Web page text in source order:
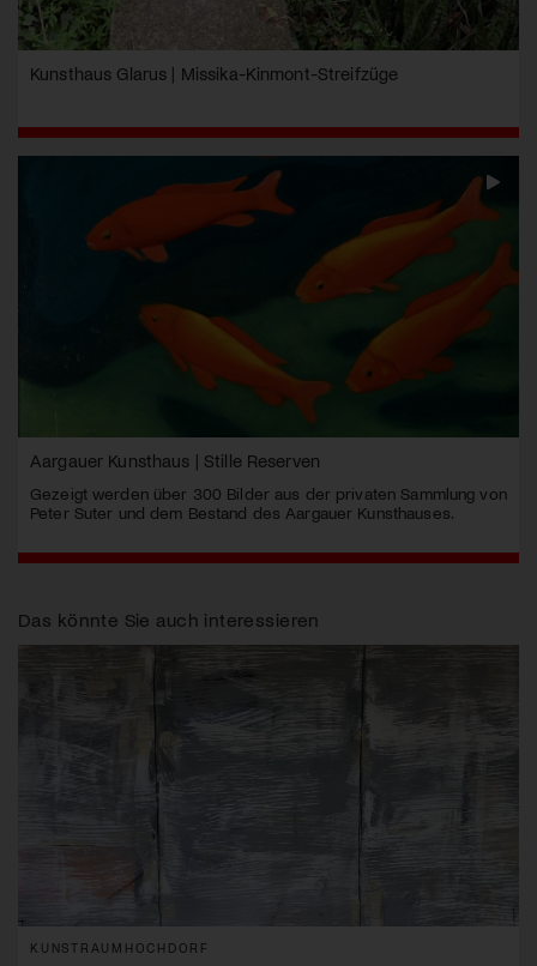
Kunsthaus Glarus | Missika-Kinmont-Streifzüge
Aargauer Kunsthaus | Stille Reserven
Gezeigt werden über 300 Bilder aus der privaten Sammlung von
Peter Suter und dem Bestand des Aargauer Kunsthauses.
Das könnte Sie auch interessieren
KUNSTRAUMHOCHDORF